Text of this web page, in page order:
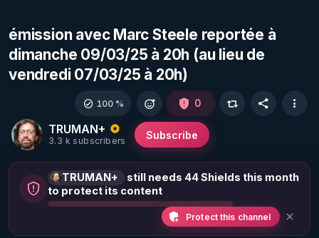
émission avec Marc Steele reportée à
dimanche 09/03/25 à 20h (au lieu de
vendredi 07/03/25 à 20h)
TRUMAN+
3.3 k subscribers
Subscribe
100 % 0
TRUMAN+
still needs 44 Shields this month
to protect its content
Protect this channel